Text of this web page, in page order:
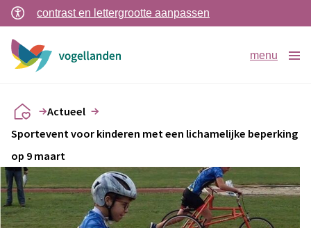
contrast en lettergrootte aanpassen
menu
Actueel
Sportevent voor kinderen met een lichamelijke beperking
op 9 maart